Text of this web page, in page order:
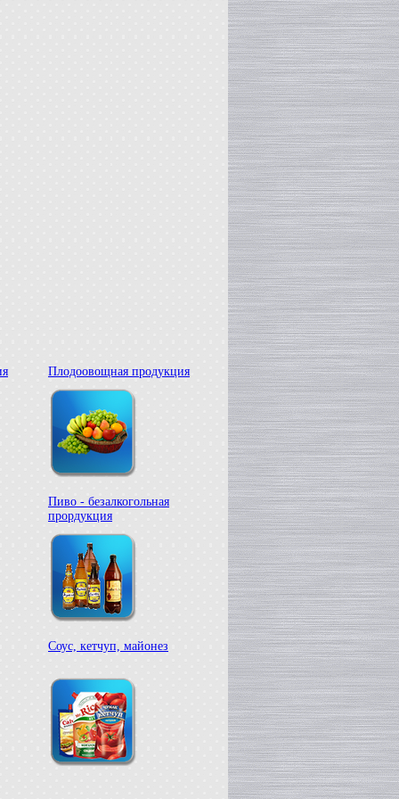
Плодоовощная продукция
Пиво - безалкогольная
прордукция
Соус, кетчуп, майонез